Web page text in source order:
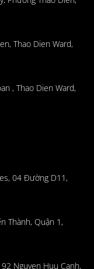
Thao Dien Ward,
, Thao Dien Ward,
04 Đường D11,
Thành, Quận 1,
Nguyen Huu Canh,